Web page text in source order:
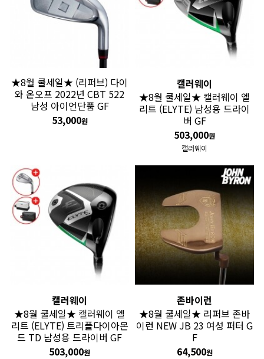
★8월 쿨세일★ (리퍼브) 다이
와 온오프 2022년 CBT 522
남성 아이언단품 GF
53,000원
캘러웨이
★8월 쿨세일★ 캘러웨이 엘
리트 (ELYTE) 남성용 드라이
버 GF
503,000원
캘러웨이
캘러웨이
★8월 쿨세일★ 캘러웨이 엘
리트 (ELYTE) 트리플다이아몬
드 TD 남성용 드라이버 GF
503,000원
존바이런
★8월 쿨세일★ 리퍼브 존바
이런 NEW JB 23 여성 퍼터 G
F
64,500원